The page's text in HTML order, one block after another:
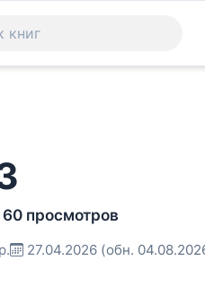
60 просмотров
27.04.2026 (обн.